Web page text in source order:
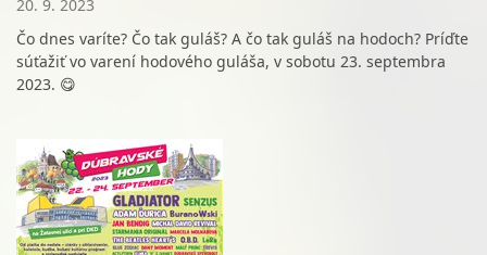
20. 9. 2023
Čo dnes varíte? Čo tak guláš? A čo tak guláš na hodoch? Príďte
súťažiť vo varení hodového guláša, v sobotu 23. septembra
2023. 😋